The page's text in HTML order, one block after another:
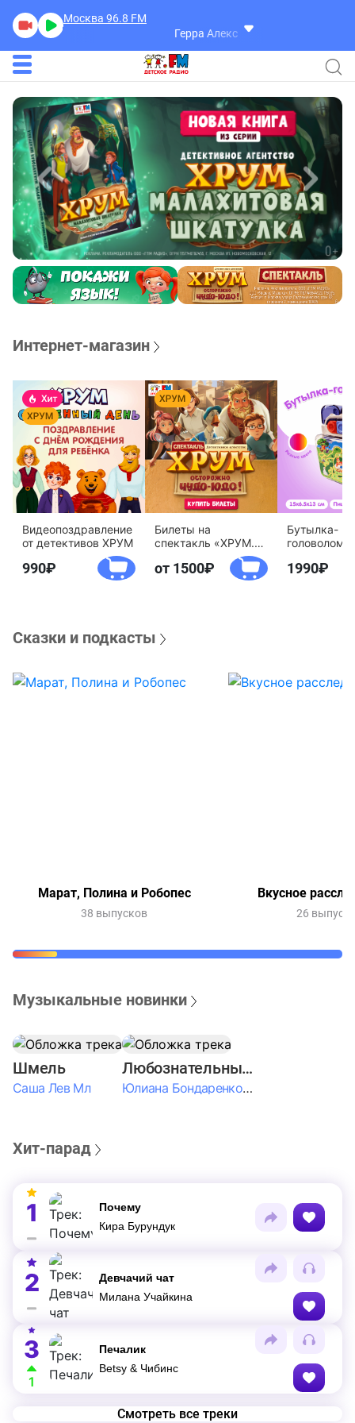
Москва 96.8 FM
Герра Александр
Разговоры
Интернет-магазин
Видеопоздравление
от детективов ХРУМ
990
Билеты на
спектакль «ХРУМ.
Осторожно, Чудо-
Юдо!»
от 1500
Бутылка-
агентство
1990
Сказки и подкасты
Марат, Полина и Робопес
38 выпусков
Вкусное
26
Музыкальные новинки
Шмель
Саша Лев Мл
Любознательные Дети
Юлиана Бондаренко & Амелия Колпакова & Егор Егоров & Валерия Шевченко & Ксюша Косичкина
Хит-парад
1
Почему
Кира Бурундук
2
Девчачий чат
Милана Учайкина
3
1
Печалик
Betsy & Чибинс
Смотреть все треки